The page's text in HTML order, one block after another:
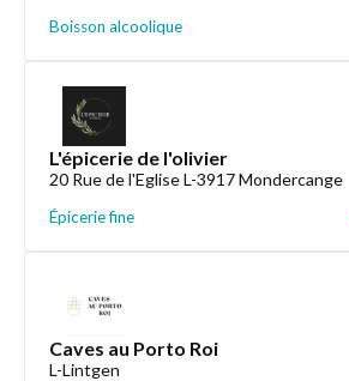
Boisson alcoolique
L'épicerie de l'olivier
20 Rue de l'Eglise L-3917 Mondercange
Épicerie fine
Caves au Porto Roi
L-Lintgen